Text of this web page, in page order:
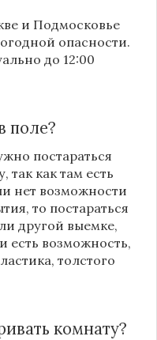
и Подмосковье
опасности.
до 12:00
поле?
постараться
как там есть
нет возможности
то постараться
другой выемке,
есть возможность,
толстого
комнату?